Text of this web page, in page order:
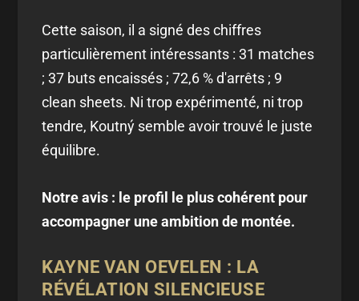
Cette saison, il a signé des chiffres
particulièrement intéressants : 31 matches
; 37 buts encaissés ; 72,6 % d'arrêts ; 9
clean sheets. Ni trop expérimenté, ni trop
tendre, Koutný semble avoir trouvé le juste
équilibre.
Notre avis : le profil le plus cohérent pour
accompagner une ambition de montée.
KAYNE VAN OEVELEN : LA
RÉVÉLATION SILENCIEUSE